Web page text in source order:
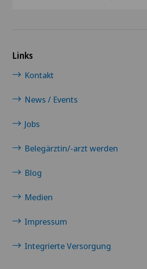
Links
Kontakt
News / Events
Jobs
Belegärztin/-arzt werden
Blog
Medien
Impressum
Integrierte Versorgung